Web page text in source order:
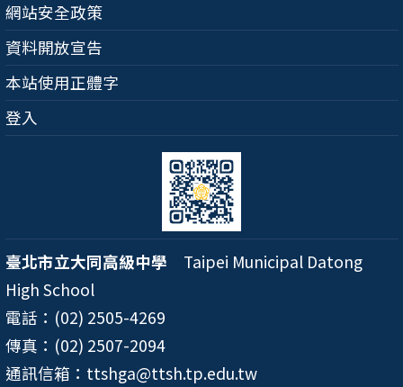
網站安全政策
資料開放宣告
本站使用正體字
登入
臺北市立大同高級中學 Taipei Municipal Datong
High School
電話：(02) 2505-4269
傳真：(02) 2507-2094
通訊信箱：ttshga@ttsh.tp.edu.tw